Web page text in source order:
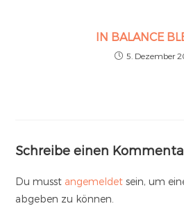
IN BALANCE
5. Dezember
Schreibe einen
Du musst angemeldet sein, um
abgeben zu können.